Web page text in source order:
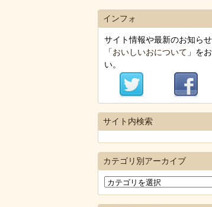
インフォ
サイト情報や最新のお知ら
「おいしいおについて 」を
い。
サイト内検索
カテゴリ別アーカイブ